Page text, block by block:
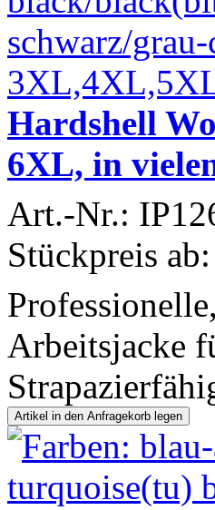
Hardshell
6XL, in
Art.-Nr.:
Stückpreis ab:
Arbeitsjacke